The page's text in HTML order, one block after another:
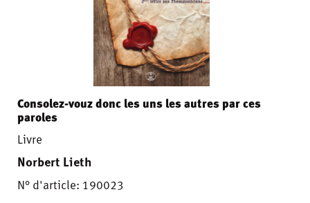
Consolez-vouz donc les uns les autres par ces
paroles
Livre
Norbert Lieth
N° d'article: 190023